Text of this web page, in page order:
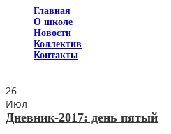
Главная
О школе
Новости
Коллектив
Контакты
26
Июл
Дневник-2017: день пятый